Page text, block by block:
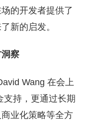
的开发者提供了
新的启发。
察
Wang 在会上
支持，更通过长期
业化策略等全方